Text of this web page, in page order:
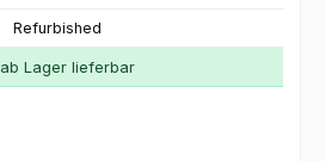
Refurbished
ab Lager lieferbar